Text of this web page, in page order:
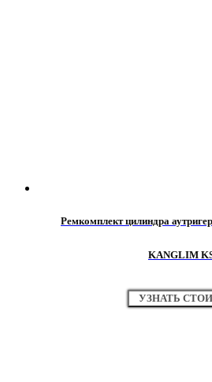
Ремкомплект цилиндра
KANGLIM
УЗНАТЬ